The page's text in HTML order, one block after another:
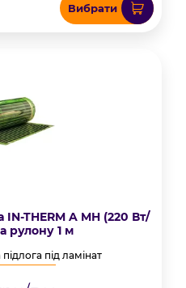
Вибрати
THERM A MH (220 Вт/
рулону 1 м
під ламінат